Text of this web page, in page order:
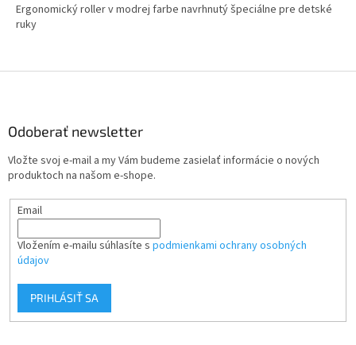
Ergonomický roller v modrej farbe navrhnutý špeciálne pre detské
ruky
Odoberať newsletter
Vložte svoj e-mail a my Vám budeme zasielať informácie o nových
produktoch na našom e-shope.
Email
Vložením e-mailu súhlasíte s podmienkami ochrany osobných
údajov
PRIHLÁSIŤ SA